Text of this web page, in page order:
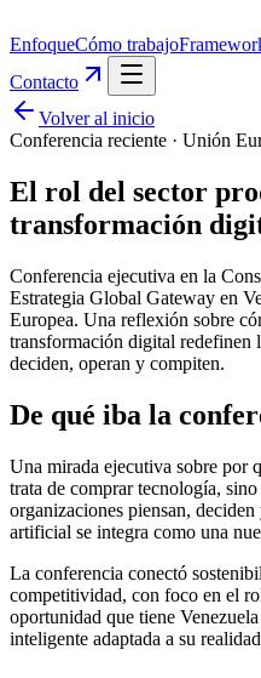
EnfoqueCómo trabajo
Contacto
Volver al inicio
Conferencia reciente · Unión
El rol del sector
transformación
Conferencia ejecutiva en la
Estrategia Global Gateway en
Europea. Una reflexión sobre
transformación digital redefinen
deciden, operan y compiten.
De qué iba la
Una mirada ejecutiva sobre por
trata de comprar tecnología,
organizaciones piensan,
artificial se integra como una
La conferencia conectó
competitividad, con foco en el
oportunidad que tiene
inteligente adaptada a su